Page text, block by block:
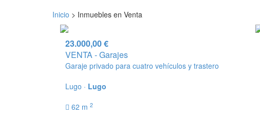
Inicio > Inmuebles en Venta
23.000,00 €
VENTA - Garajes
Garaje privado para cuatro vehículos y trastero
Lugo · Lugo
62 m 2